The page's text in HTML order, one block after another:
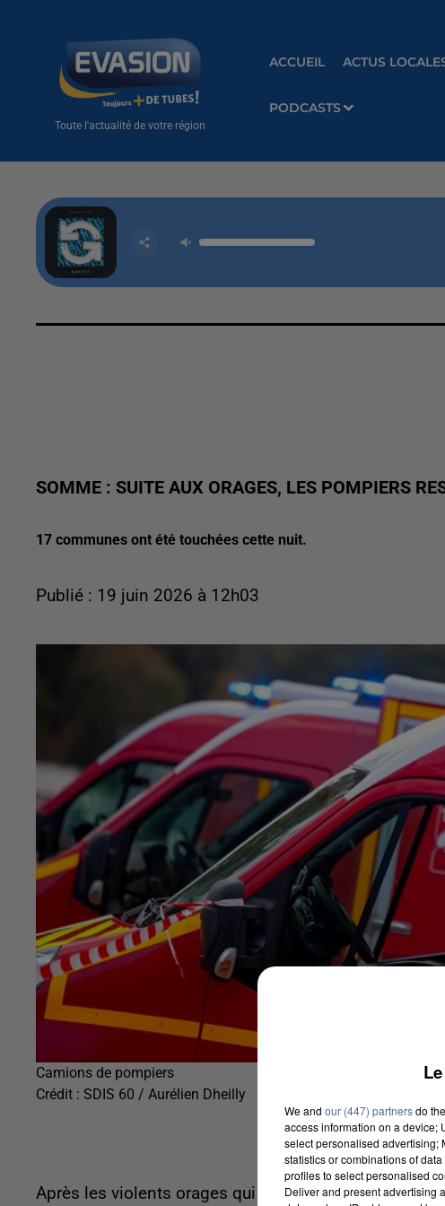
Toute l'actualité de votre région
ACCUEIL ACTUS
PODCASTS
SOMME : SUITE AUX ORAGES, LES POMPIERS
17 communes ont été touchées cette nuit.
Publié : 19 juin 2026 à 12h03
Camions de pompiers
Crédit : SDIS 60 / Aurélien Dheilly
Après les violents orages qui ont frappé l'est de la
We and our (447) partnersdo
access information on a device;
select personalised advertising;
statistics or combinations of
profiles to select personalised
Deliver and present advertising